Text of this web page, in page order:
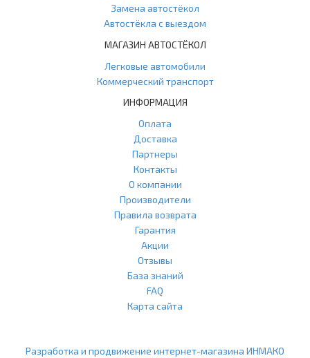
Замена автостёкол
Автостёкла с выездом
МАГАЗИН АВТОСТЁКОЛ
Легковые автомобили
Коммерческий транспорт
ИНФОРМАЦИЯ
Оплата
Доставка
Партнеры
Контакты
О компании
Производители
Правила возврата
Гарантия
Акции
Отзывы
База знаний
FAQ
Карта сайта
Разработка и продвижение интернет-магазина ИНМАКО